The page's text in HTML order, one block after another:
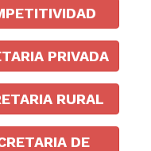
PRIVADA
RURAL
DE